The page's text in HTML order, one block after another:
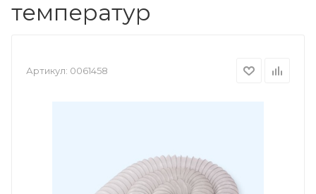
температур
Артикул: 0061458